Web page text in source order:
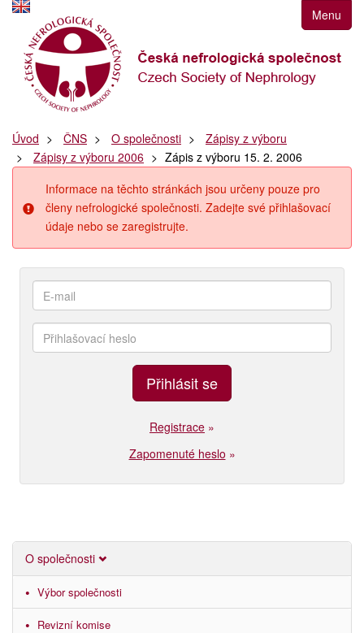
k
navigaci
Přejít
obsah
k
postrannímu
Klávesové
zkratky
Menu
Úvod ČNS O společnosti
Zápisy z výboru
Zápisy z výboru 2006
Zápis z výboru 15. 2. 2006
Informace na těchto stránkách jsou určeny pouze pro
členy nefrologické společnosti. Zadejte své přihlašovací
údaje nebo se zaregistrujte.
Registrace »
Zapomenuté heslo »
O společnosti
Výbor společnosti
Revizní komise